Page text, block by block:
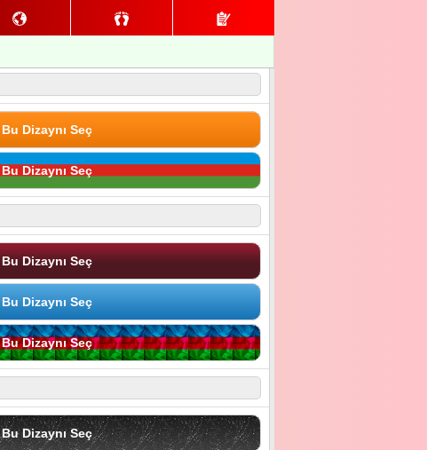
Bu Dizaynı Seç
Bu Dizaynı Seç
Bu Dizaynı Seç
Bu Dizaynı Seç
Bu Dizaynı Seç
Bu Dizaynı Seç